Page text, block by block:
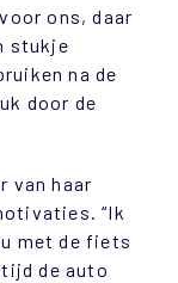
ons, daar
stukje
na de
door de
van haar
“Ik
met de fiets
de auto